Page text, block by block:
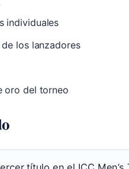
individuales
los lanzadores
oro del torneo